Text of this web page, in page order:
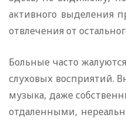
активного выделения
отвлечения от
Больные часто
слуховых восприятий.
музыка, даже
отдаленными,